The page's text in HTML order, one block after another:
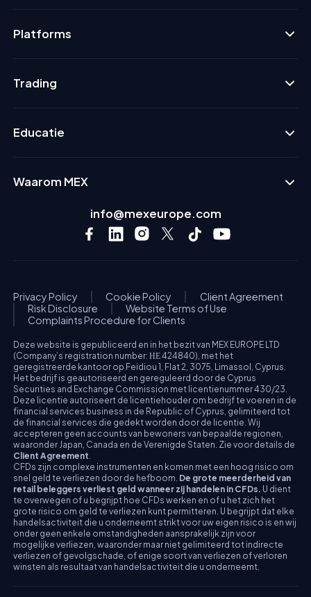
Platforms
Trading
Educatie
Waarom MEX
info@mexeurope.com
Privacy Policy Cookie Policy
Client Agreement
Risk Disclosure
Website Terms of Use
Complaints Procedure for Clients
Deze website is gepubliceerd en in het bezit van MEX EUROPE LTD
(Company’s registration number: ΗΕ 424840), met het
geregistreerde kantoor op Feidiou 1, Flat 2, 3075, Limassol, Cyprus.
Het bedrijf is geautoriseerd en gereguleerd door de Cyprus
Securities and Exchange Commission met licentienummer 430/23.
Deze licentie autoriseert de licentiehouder om bedrijf te voeren in de
financial services business in de Republic of Cyprus, gelimiteerd tot
de financial services die gedekt worden door de licentie. Wij
accepteren geen accounts van bewoners van bepaalde regionen,
waaronder Japan, Canada en de Verenigde Staten. Zie voor details de
Client Agreement
CFDs zijn complexe instrumenten en komen met een hoog risico om
snel geld te verliezen door de hefboom. De grote meerderheid van
retail beleggers verliest geld wanneer zij handelen in CFDs. U dient
te overwegen of u begrijpt hoe CFDs werken en of u het zich het
grote risico om geld te verliezen kunt permitteren. U begrijpt dat elke
handelsactiviteit die u onderneemt strikt voor uw eigen risico is en wij
onder geen enkele omstandigheden aansprakelijk zijn voor
mogelijke verliezen, waaronder maar niet gelimiteerd tot indirecte
verliezen of gevolgschade, of enige soort van verliezen of verloren
winsten als resultaat van handelsactiviteit die u onderneemt.